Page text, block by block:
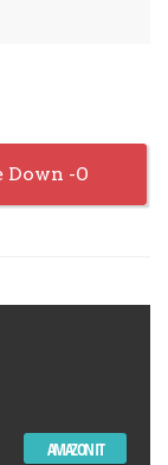
0
AMAZON IT